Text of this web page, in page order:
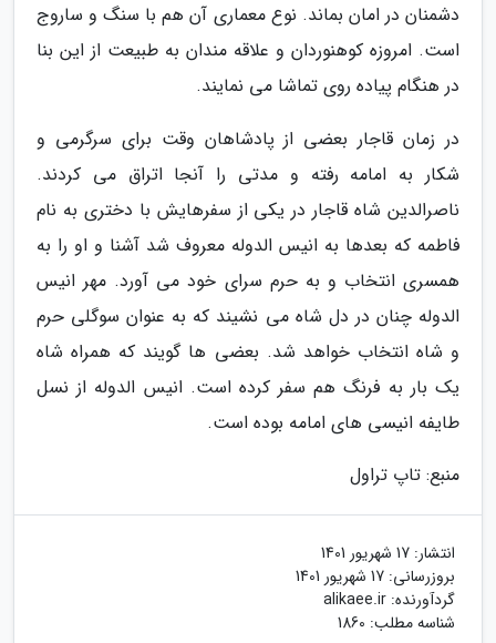
دشمنان در امان بماند. نوع معماری آن هم با سنگ و ساروج
است. امروزه کوهنوردان و علاقه مندان به طبیعت از این بنا
در هنگام پیاده روی تماشا می نمایند.
در زمان قاجار بعضی از پادشاهان وقت برای سرگرمی و
شکار به امامه رفته و مدتی را آنجا اتراق می کردند.
ناصرالدین شاه قاجار در یکی از سفرهایش با دختری به نام
فاطمه که بعدها به انیس الدوله معروف شد آشنا و او را به
همسری انتخاب و به حرم سرای خود می آورد. مهر انیس
الدوله چنان در دل شاه می نشیند که به عنوان سوگلی حرم
و شاه انتخاب خواهد شد. بعضی ها گویند که همراه شاه
یک بار به فرنگ هم سفر کرده است. انیس الدوله از نسل
طایفه انیسی های امامه بوده است.
منبع: تاپ تراول
انتشار: 17 شهریور 1401
بروزرسانی: 17 شهریور 1401
گردآورنده: alikaee.ir
شناسه مطلب: 1860